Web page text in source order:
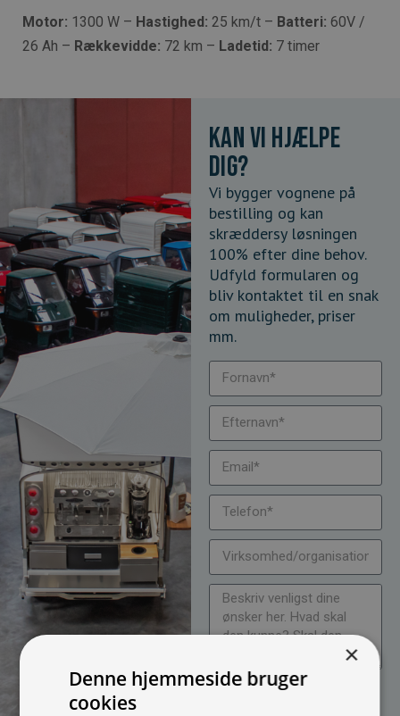
Motor: 1300 W – Hastighed: 25 km/t – Batteri: 60V /
26 Ah – Rækkevidde: 72 km – Ladetid: 7 timer
Kan vi hjælpe
dig?
Vi bygger vognene på
bestilling og kan
skræddersy løsningen
100% efter dine behov.
Udfyld formularen og
bliv kontaktet til en snak
om muligheder, priser
mm.
Jeg vil gerne modtage
×
Denne hjemmeside bruger
cookies